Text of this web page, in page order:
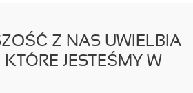
Z NAS UWIELBIA
JESTEŚMY W